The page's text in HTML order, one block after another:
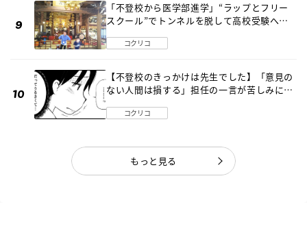
「不登校から医学部進学」“ラップとフリー
スクール”でトンネルを脱して高校受験へ
コクリコ
【不登校のきっかけは先生でした】「意見の
ない人間は損する」担任の一言が苦しみに…
コクリコ
もっと見る